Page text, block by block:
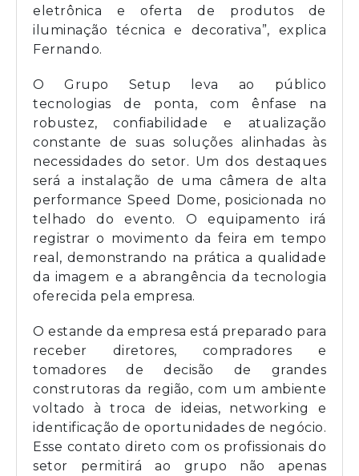
eletrônica e oferta de produtos de
iluminação técnica e decorativa”, explica
Fernando.
O Grupo Setup leva ao público
tecnologias de ponta, com ênfase na
robustez, confiabilidade e atualização
constante de suas soluções alinhadas às
necessidades do setor. Um dos destaques
será a instalação de uma câmera de alta
performance Speed Dome, posicionada no
telhado do evento. O equipamento irá
registrar o movimento da feira em tempo
real, demonstrando na prática a qualidade
da imagem e a abrangência da tecnologia
oferecida pela empresa.
O estande da empresa está preparado para
receber diretores, compradores e
tomadores de decisão de grandes
construtoras da região, com um ambiente
voltado à troca de ideias, networking e
identificação de oportunidades de negócio.
Esse contato direto com os profissionais do
setor permitirá ao grupo não apenas